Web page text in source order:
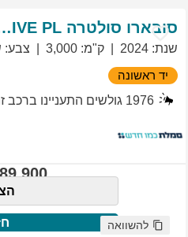
סובארו סולטרה EXCLUSIVE PL
שנת:
2024 ק"מ:
3,000 צבע:
יד ראשונה
1976 גולשים התעניינו ברכב
להשוואה